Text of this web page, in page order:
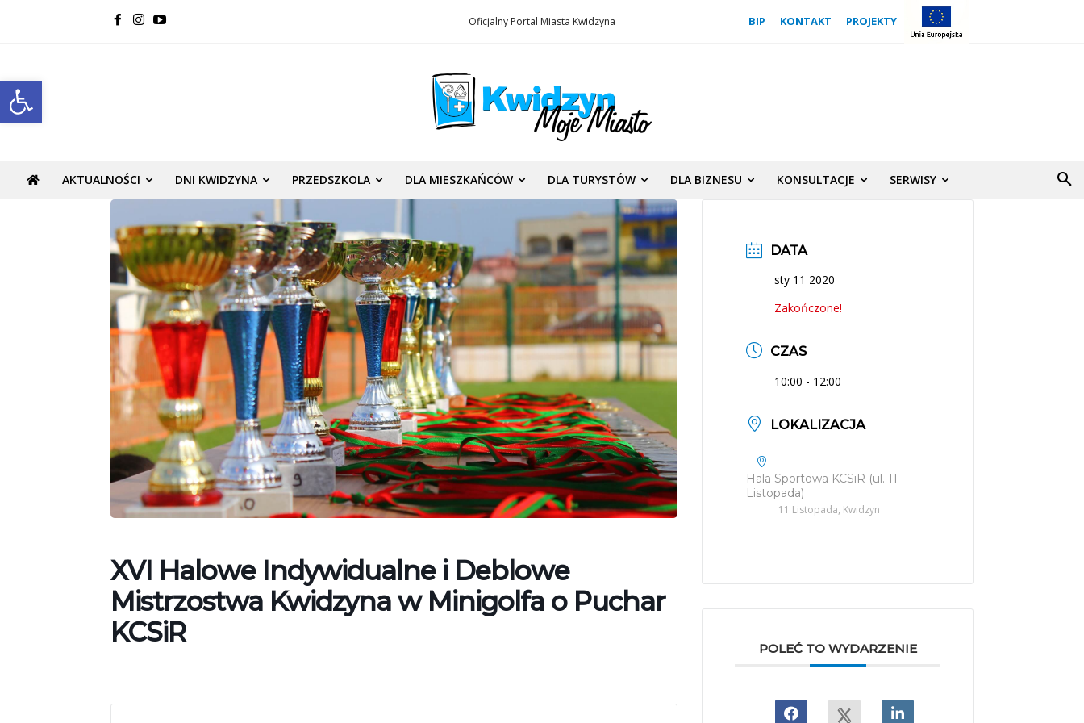
Open toolbar
Oficjalny Portal Miasta Kwidzyna BIP KONTAKT PROJEKTY
AKTUALNOŚCI DNI KWIDZYNA PRZEDSZKOLA DLA MIESZKAŃCÓW DLA TURYSTÓW DLA BIZNESU KONSULTACJE SERWISY
XVI Halowe Indywidualne i Deblowe
Mistrzostwa Kwidzyna w Minigolfa o Puchar
KCSiR
DATA
sty 11 2020
Zakończone!
CZAS
10:00 - 12:00
LOKALIZACJA
Hala Sportowa KCSiR (ul. 11
Listopada)
11 Listopada, Kwidzyn
POLEĆ TO WYDARZENIE